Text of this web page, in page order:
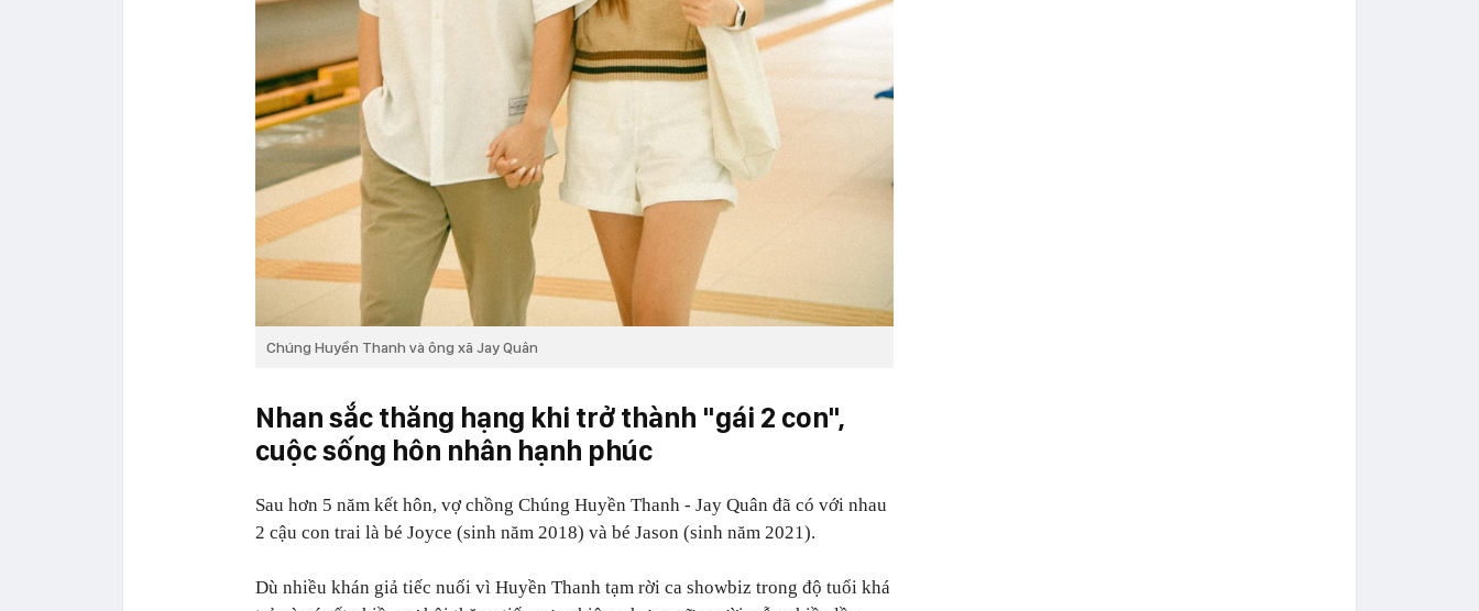
Chúng Huyền Thanh và ông xã Jay Quân
Nhan sắc thăng hạng khi trở thành "gái 2 con",
cuộc sống hôn nhân hạnh phúc
Sau hơn 5 năm kết hôn, vợ chồng Chúng Huyền Thanh - Jay Quân đã có với nhau
2 cậu con trai là bé Joyce (sinh năm 2018) và bé Jason (sinh năm 2021).
Dù nhiều khán giả tiếc nuối vì Huyền Thanh tạm rời ca showbiz trong độ tuổi khá